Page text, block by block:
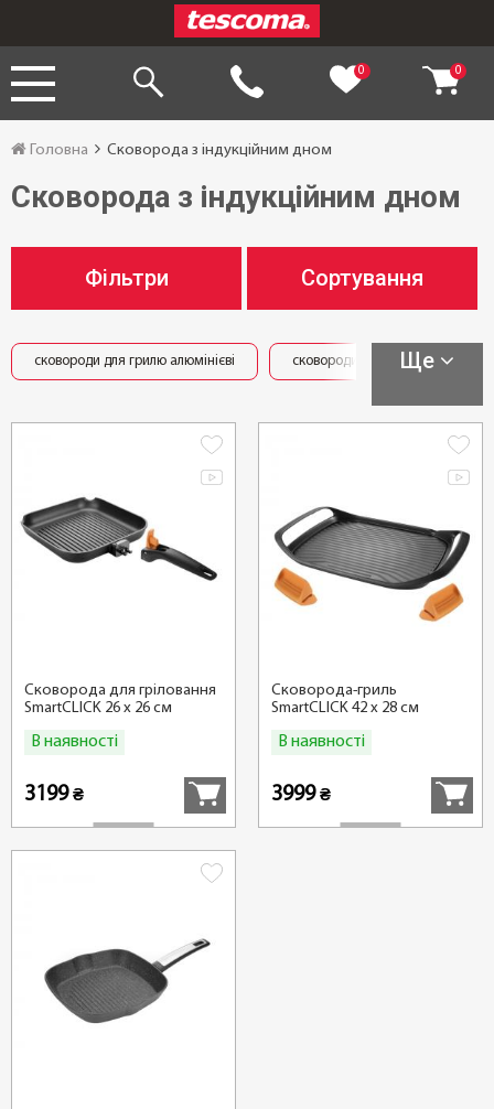
0 0
Головна Сковорода з індукційним дном
Сковорода з індукційним дном
Фільтри Сортування
сковороди для грилю алюмінієві сковороди для грилю чавунні
Ще
Сковорода для гріловання
SmartCLICK 26 x 26 см
В наявності
3199₴
Сковорода-гриль
SmartCLICK 42 x 28 см
В наявності
3999₴